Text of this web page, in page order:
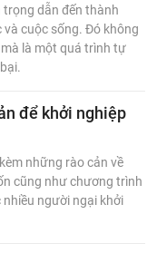
dẫn đến thành
cuộc sống. Đó không
là một quá trình tự
để khởi nghiệp
những rào cản về
cũng như chương trình
nhiều người ngại khởi